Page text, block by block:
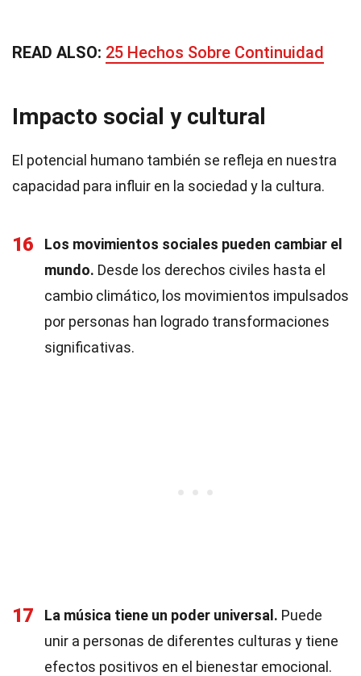
READ ALSO: 25 Hechos Sobre Continuidad
Impacto social y cultural
El potencial humano también se refleja en nuestra
capacidad para influir en la sociedad y la cultura.
16
Los movimientos sociales pueden cambiar el
mundo. Desde los derechos civiles hasta el
cambio climático, los movimientos impulsados
por personas han logrado transformaciones
significativas.
17 La música tiene un poder universal. Puede
unir a personas de diferentes culturas y tiene
efectos positivos en el bienestar emocional.